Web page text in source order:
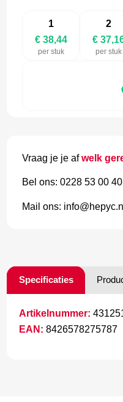
1
€ 38,44
per stuk
2
€
per stuk
Vraag je je afwelk
Bel ons: 0228 53 00
Mail ons: info@hepyc.nl
Specificaties
Artikelnummer:
EAN: 8426578275787